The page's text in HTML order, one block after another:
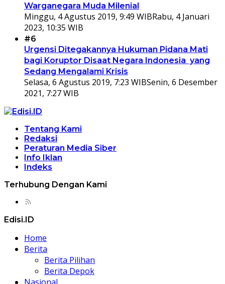
Warganegara Muda Milenial
Minggu, 4 Agustus 2019, 9:49 WIBRabu, 4 Januari
2023, 10:35 WIB
#6
Urgensi Ditegakannya Hukuman Pidana Mati
bagi Koruptor Disaat Negara Indonesia yang
Sedang Mengalami Krisis
Selasa, 6 Agustus 2019, 7:23 WIBSenin, 6 Desember
2021, 7:27 WIB
Tentang Kami
Redaksi
Peraturan Media Siber
Info Iklan
Indeks
Terhubung Dengan Kami
Edisi.ID
Home
Berita
Berita Pilihan
Berita Depok
Nasional